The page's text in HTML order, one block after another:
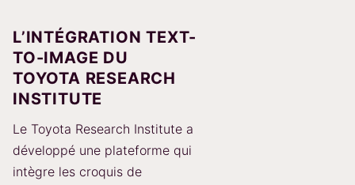
L’INTÉGRATION TEXT-
TO-IMAGE DU
TOYOTA RESEARCH
INSTITUTE
Le Toyota Research Institute a
développé une plateforme qui
intègre les croquis de